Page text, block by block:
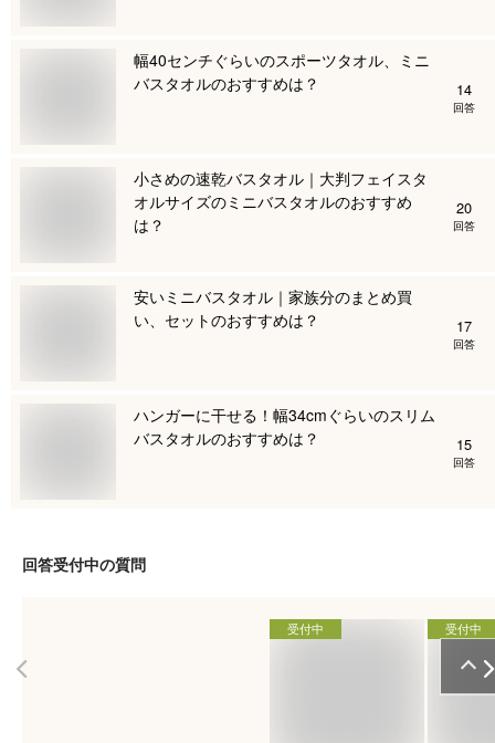
幅40センチぐらいのスポーツタオル、ミニ
バスタオルのおすすめは？
14
回答
小さめの速乾バスタオル｜大判フェイスタ
オルサイズのミニバスタオルのおすすめ
は？
20
回答
安いミニバスタオル｜家族分のまとめ買
い、セットのおすすめは？
17
回答
ハンガーに干せる！幅34cmぐらいのスリム
バスタオルのおすすめは？
15
回答
回答受付中の質問
受付中 受付中